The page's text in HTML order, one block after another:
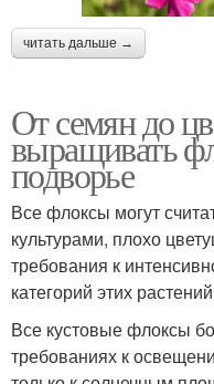
читать дальше →
От семян до
выращивать
подворье
Все флоксы могут
культурами, плохо
требования к
категорий этих
Все кустовые флоксы
требованиях к